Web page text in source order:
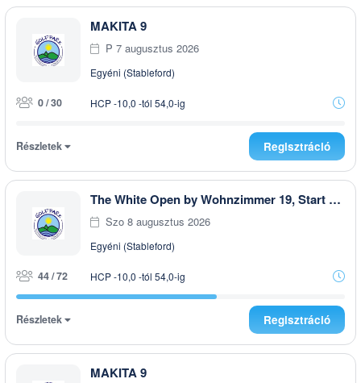
MAKITA 9
P 7 augusztus 2026
Egyéni (Stableford)
0 / 30 HCP -10,0 -tól 54,0-ig
Részletek Regisztráció
The White Open by Wohnzimmer 19, Start ab 08:00 Uhr, T 1 u. T 10 max. 72. Teiln
Szo 8 augusztus 2026
Egyéni (Stableford)
44 / 72 HCP -10,0 -tól 54,0-ig
Részletek Regisztráció
MAKITA 9